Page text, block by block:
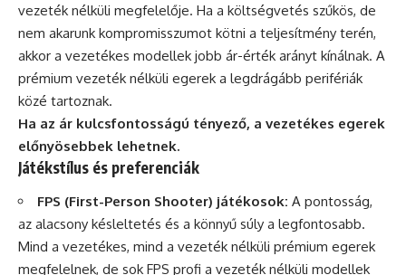
vezeték nélküli megfelelője. Ha a költségvetés szűkös, de
nem akarunk kompromisszumot kötni a teljesítmény terén,
akkor a vezetékes modellek jobb ár-érték arányt kínálnak. A
prémium vezeték nélküli egerek a legdrágább perifériák
közé tartoznak.
Ha az ár kulcsfontosságú tényező, a vezetékes egerek
előnyösebbek lehetnek.
Játékstílus és preferenciák
FPS (First-Person Shooter) játékosok: A pontosság,
az alacsony késleltetés és a könnyű súly a legfontosabb.
Mind a vezetékes, mind a vezeték nélküli prémium egerek
megfelelnek, de sok FPS profi a vezeték nélküli modellek